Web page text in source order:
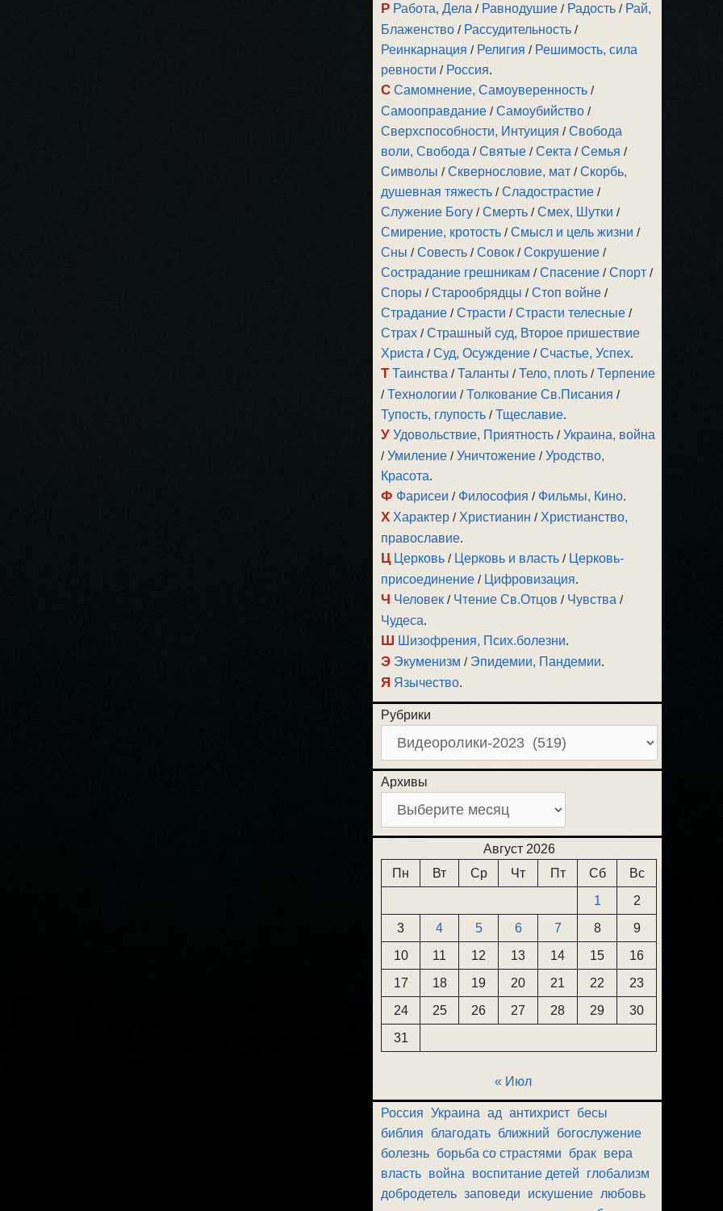
Р Работа, Дела / Равнодушие / Радость / Рай,
Блаженство / Рассудительность /
Реинкарнация / Религия / Решимость, сила
ревности / Россия.
С Самомнение, Самоуверенность /
Самооправдание /Самоубийство /
Сверхспособности, Интуиция /Свобода
воли, Свобода /Святые /Секта /Семья /
Символы /Сквернословие, мат /Скорбь,
душевная тяжесть /Сладострастие /
Служение Богу /Смерть /Смех, Шутки /
Смирение, кротость /Смысл и цель жизни /
Сны /Совесть /Совок /Сокрушение /
Сострадание грешникам /Спасение /Спорт /
Споры /Старообрядцы /Стоп войне /
Страдание /Страсти /Страсти телесные /
Страх /Страшный суд, Второе пришествие
Христа /Суд, Осуждение /Счастье, Успех.
Т Таинства /Таланты /Тело, плоть /Терпение
/Технологии /Толкование Св.Писания /
Тупость, глупость /Тщеславие.
У Удовольствие, Приятность /Украина, война
/Умиление /Уничтожение /Уродство,
Красота.
Ф Фарисеи / Философия / Фильмы, Кино.
Х Характер / Христианин / Христианство,
православие.
Ц Церковь / Церковь и власть / Церковь-
присоединение / Цифровизация.
Ч Человек / Чтение Св.Отцов / Чувства /
Чудеса.
Ш Шизофрения, Псих.болезни.
Э Экуменизм / Эпидемии, Пандемии.
Я Язычество.
Рубрики
Архивы
Август 2026
Пн
Вт Ср Чт Пт Сб
Вс
1
2
3
4 5 6 7 8
9
10
11 12 13 14 15
16
17
18 19 20 21 22
23
24
25 26 27 28 29
30
31
« Июл
Россия Украина ад антихрист бесы
библия
благодать ближний
богослужение
болезнь борьба со страстями брак вера
власть война воспитание детей
глобализм
добродетель заповеди искушение любовь